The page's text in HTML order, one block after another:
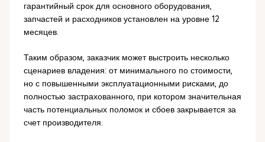
гарантийный срок для основного оборудования,
запчастей и расходников установлен на уровне 12
месяцев.
Таким образом, заказчик может выстроить несколько
сценариев владения: от минимального по стоимости,
но с повышенными эксплуатационными рисками, до
полностью застрахованного, при котором значительная
часть потенциальных поломок и сбоев закрывается за
счет производителя.